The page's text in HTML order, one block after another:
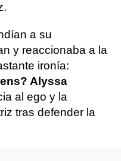
a su
y reaccionaba a la
ironía:
Alyssa
al ego y la
tras defender la